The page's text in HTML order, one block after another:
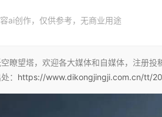
ai创作，仅供参考，无商业用途
瞭望塔，欢迎各大媒体和自媒体，注册
： https://www.dikongjingji.com.cn/tt/